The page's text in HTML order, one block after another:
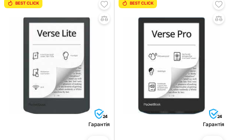
BEST CLICK
24
Гарантія
BEST CLICK
24
Гарантія